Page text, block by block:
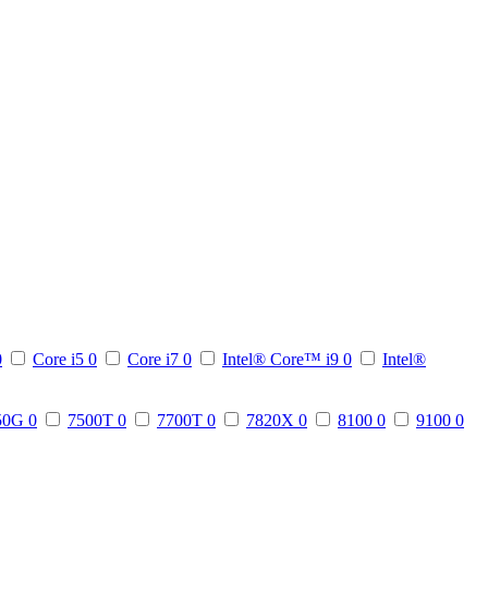
Core i5 0 Core i7 0 Intel® Core™ i9 0 Intel®
0 7500T 0 7700T 0 7820X 0 8100 0 9100 0